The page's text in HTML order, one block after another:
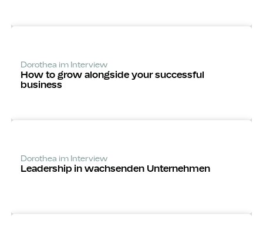
Dorothea im Interview
How to grow alongside your successful
business
Dorothea im Interview
Leadership in wachsenden Unternehmen